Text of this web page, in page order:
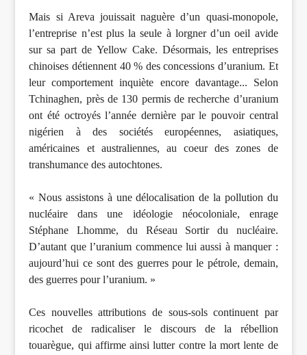
Mais si Areva jouissait naguère d’un quasi-monopole,
l’entreprise n’est plus la seule à lorgner d’un oeil avide
sur sa part de Yellow Cake. Désormais, les entreprises
chinoises détiennent 40 % des concessions d’uranium. Et
leur comportement inquiète encore davantage... Selon
Tchinaghen, près de 130 permis de recherche d’uranium
ont été octroyés l’année dernière par le pouvoir central
nigérien à des sociétés européennes, asiatiques,
américaines et australiennes, au coeur des zones de
transhumance des autochtones.
« Nous assistons à une délocalisation de la pollution du
nucléaire dans une idéologie néocoloniale, enrage
Stéphane Lhomme, du Réseau Sortir du nucléaire.
D’autant que l’uranium commence lui aussi à manquer :
aujourd’hui ce sont des guerres pour le pétrole, demain,
des guerres pour l’uranium. »
Ces nouvelles attributions de sous-sols continuent par
ricochet de radicaliser le discours de la rébellion
touarègue, qui affirme ainsi lutter contre la mort lente de